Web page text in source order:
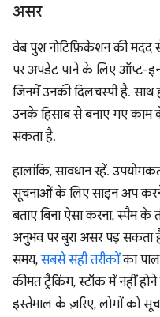
असर
वेब पुश नोटिफ़िकेशन की मदद
पर अपडेट पाने के लिए ऑप्ट-
जिनमें उनकी दिलचस्पी है.
उनके हिसाब से बनाए गए काम
सकता है.
हालांकि, सावधान रहें.
सूचनाओं के लिए साइन अप
बताए बिना ऐसा करना, स्पैम
अनुभव पर बुरा असर पड़ सकता
समय,सबसे सही तरीकोंका
कीमत ट्रैकिंग, स्टॉक में नहीं
इस्तेमाल के ज़रिए, लोगों को